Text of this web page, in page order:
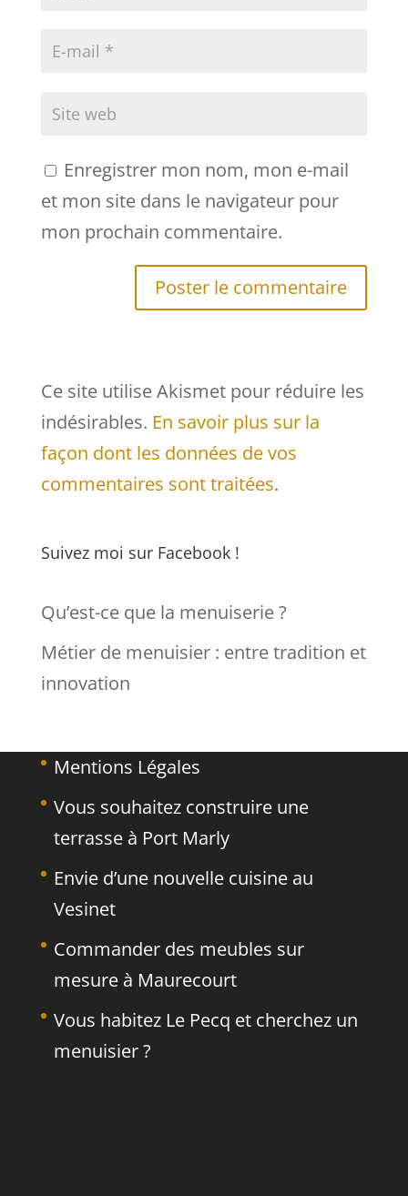
Enregistrer mon nom, mon e-mail
et mon site dans le navigateur pour
mon prochain commentaire.
Ce site utilise Akismet pour réduire les
indésirables. En savoir plus sur la
façon dont les données de vos
commentaires sont traitées.
Suivez moi sur Facebook !
Qu’est-ce que la menuiserie ?
Métier de menuisier : entre tradition et
innovation
Mentions Légales
Vous souhaitez construire une
terrasse à Port Marly
Envie d’une nouvelle cuisine au
Vesinet
Commander des meubles sur
mesure à Maurecourt
Vous habitez Le Pecq et cherchez un
menuisier ?